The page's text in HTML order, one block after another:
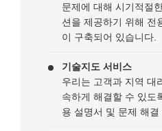
문제에 대해 시기적절
션을 제공하기 위해 전
이 구축되어 있습니다.
기술지도 서비스
우리는 고객과 지역 대
속하게 해결할 수 있도
용 설명서 및 문제 해